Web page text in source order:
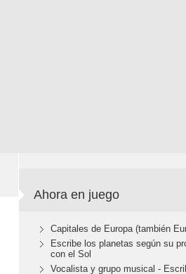
Ahora en juego
Capitales de Europa (también
Escribe los planetas según su
con el Sol
Vocalista y grupo musical -